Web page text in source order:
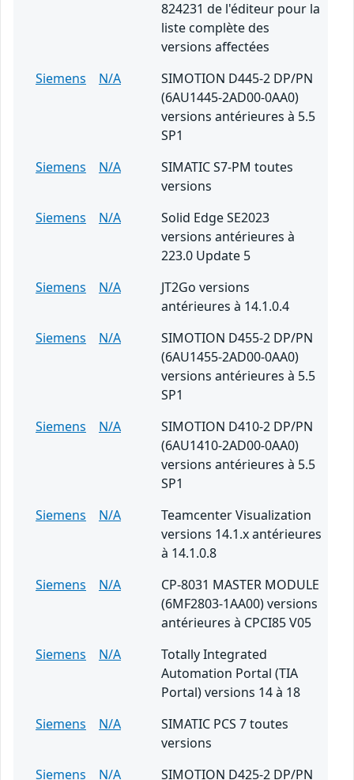
824231 de l'éditeur pour la
liste complète des
versions affectées
Siemens
N/A
SIMOTION D445-2 DP/PN
(6AU1445-2AD00-0AA0)
versions antérieures à 5.5
SP1
Siemens
N/A
SIMATIC S7-PM toutes
versions
Siemens
N/A
Solid Edge SE2023
versions antérieures à
223.0 Update 5
Siemens
N/A
JT2Go versions
antérieures à 14.1.0.4
Siemens
N/A
SIMOTION D455-2 DP/PN
(6AU1455-2AD00-0AA0)
versions antérieures à 5.5
SP1
Siemens
N/A
SIMOTION D410-2 DP/PN
(6AU1410-2AD00-0AA0)
versions antérieures à 5.5
SP1
Siemens
N/A
Teamcenter Visualization
versions 14.1.x antérieures
à 14.1.0.8
Siemens
N/A
CP-8031 MASTER MODULE
(6MF2803-1AA00) versions
antérieures à CPCI85 V05
Siemens
N/A
Totally Integrated
Automation Portal (TIA
Portal) versions 14 à 18
Siemens
N/A
SIMATIC PCS 7 toutes
versions
Siemens
N/A SIMOTION D425-2 DP/PN